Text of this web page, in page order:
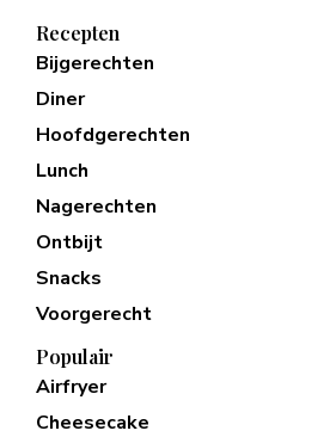
Recepten
Bijgerechten
Diner
Hoofdgerechten
Lunch
Nagerechten
Ontbijt
Snacks
Voorgerecht
Populair
Airfryer
Cheesecake